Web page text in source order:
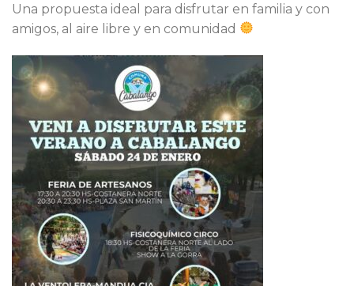
Una propuesta ideal para disfrutar en familia y con
amigos, al aire libre y en comunidad